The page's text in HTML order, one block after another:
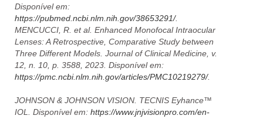
Disponível em:
https://pubmed.ncbi.nlm.nih.gov/38653291/.
MENCUCCI, R. et al. Enhanced Monofocal Intraocular
Lenses: A Retrospective, Comparative Study between
Three Different Models. Journal of Clinical Medicine , v.
12, n. 10, p. 3588, 2023. Disponível em:
https://pmc.ncbi.nlm.nih.gov/articles/PMC10219279/.
JOHNSON & JOHNSON VISION. TECNIS Eyhance™
IOL
. Disponível em: https://www.jnjvisionpro.com/en-